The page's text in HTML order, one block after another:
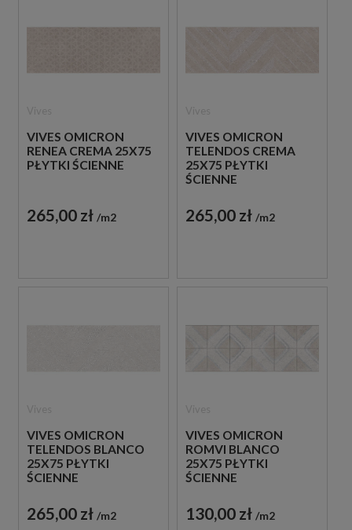
VIVES OMICRON
RENEA CREMA 25X75
PŁYTKI ŚCIENNE
265,00 zł m2
VIVES OMICRON
TELENDOS CREMA
25X75 PŁYTKI
ŚCIENNE
265,00 zł m2
VIVES OMICRON
TELENDOS BLANCO
25X75 PŁYTKI
ŚCIENNE
265,00 zł m2
VIVES OMICRON
ROMVI BLANCO
25X75 PŁYTKI
ŚCIENNE
130,00 zł m2